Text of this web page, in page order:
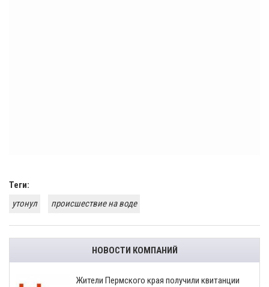
Теги:
утонул
происшествие на воде
НОВОСТИ КОМПАНИЙ
​Жители Пермского края получили квитанции